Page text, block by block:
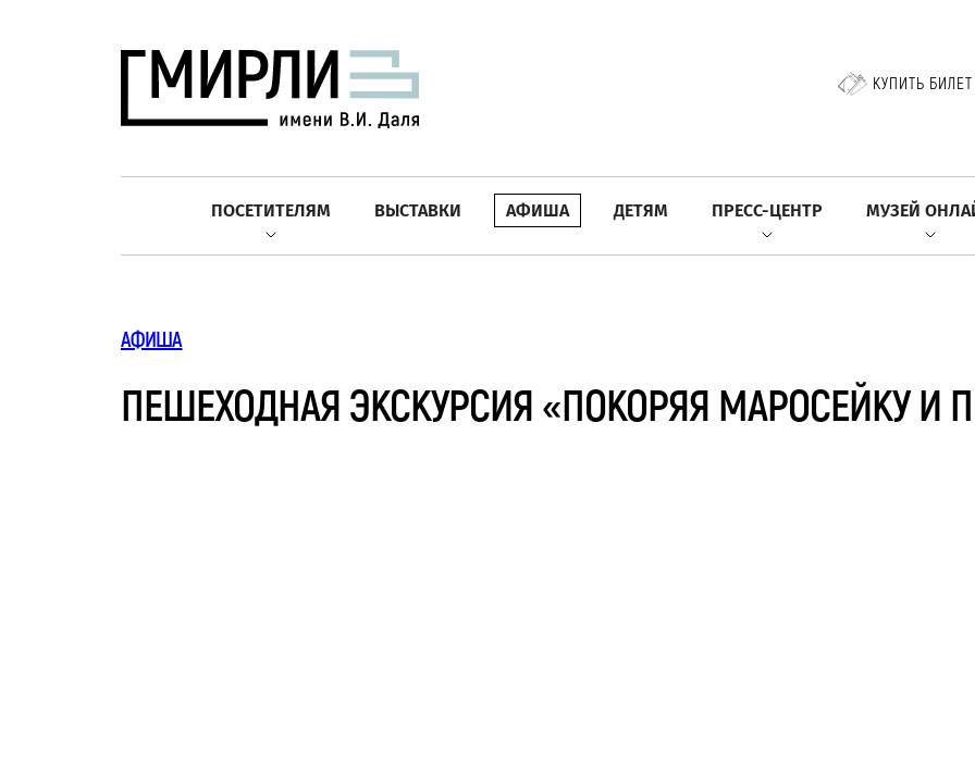
КУПИТЬ БИЛЕТ
ПОСЕТИТЕЛЯМ ВЫСТАВКИ АФИША ДЕТЯМ ПРЕСС-ЦЕНТР МУЗЕЙ
АФИША
ПЕШЕХОДНАЯ ЭКСКУРСИЯ «ПОКОРЯЯ МАРОСЕЙКУ И